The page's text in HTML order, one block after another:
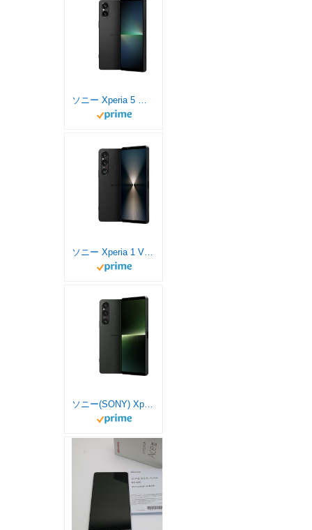
ソニー Xperia 5 Ⅴ / SIMフリースマホ / 【日本正規代理店品】 / 防水/防塵/Snapdragon 8 Gen 2 / ストレージ256GB / ブラック/XQ-DE44 B
ソニー Xperia 1 VI/SIMフリースマホ/ブラック/XQ-EC44 B1JPCX0 【日本正規代理店品】 / 防水/防塵/Snapdragon 8 Gen 3 / ストレージ12GB･256GB
ソニー(SONY) Xperia1V / SIMフリースマホ / 【日本正規代理店品】 / 防水/防塵/Snapdragon® 8 Gen2 5G / ストレージ512GB /カーキグリーン/XQ-DQ44 G